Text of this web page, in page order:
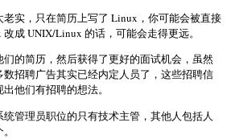
实，只在简历上写了 Linux，你可能会被直接
成 UNIX/Linux 的话，可能会走得更远。
的简历，然后获得了更好的面试机会，虽然
招聘广告其实已经内定人员了，这些招聘信
他们有招聘的想法。
统管理员职位的只有技术主管，其他人包括人